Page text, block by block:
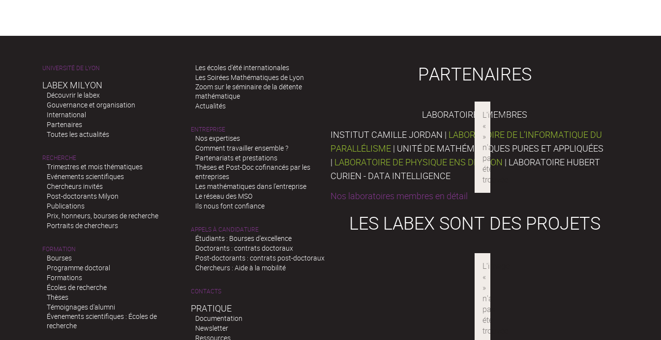
UNIVERSITÉ DE LYON
LABEX MILYON
Découvrir le labex
Gouvernance et organisation
International
Partenaires
Toutes les actualités
RECHERCHE
Trimestres et mois thématiques
Evénements scientifiques
Chercheurs invités
Post-doctorants Milyon
Publications
Prix, honneurs, bourses de recherche
Portraits de chercheurs
FORMATION
Bourses
Programme doctoral
Formations
Écoles de recherche
Thèses
Témoignages d'alumni
Évenements scientifiques : Écoles de
recherche
Les écoles d'été internationales
Les Soirées Mathématiques de Lyon
Zoom sur le séminaire de la détente
mathématique
Actualités
ENTREPRISE
Nos expertises
Comment travailler ensemble ?
Partenariats et prestations
Thèses et Post-Doc cofinancés par les
entreprises
Les mathématiques dans l’entreprise
Le réseau des MSO
Ils nous font confiance
APPELS À CANDIDATURE
Étudiants : Bourses d'excellence
Doctorants : contrats doctoraux
Post-doctorants : contrats post-doctoraux
Chercheurs : Aide à la mobilité
CONTACTS
PRATIQUE
Documentation
Newsletter
Ressources
PARTENAIRES
LABORATOIRES MEMBRES
INSTITUT CAMILLE JORDAN | LABORATOIRE DE L’INFORMATIQUE DU
PARALLÉLISME | UNITÉ DE MATHÉMATIQUES PURES ET APPLIQUÉES
| LABORATOIRE DE PHYSIQUE ENS DE LYON | LABORATOIRE HUBERT
CURIEN - DATA INTELLIGENCE
Nos laboratoires membres en détail
LES LABEX SONT DES PROJETS